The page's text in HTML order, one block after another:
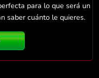
para lo que será un
saber cuánto le quieres.